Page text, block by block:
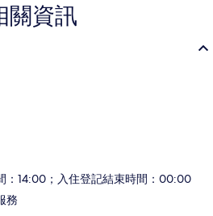
關資訊
：14:00；入住登記結束時間：00:00
務